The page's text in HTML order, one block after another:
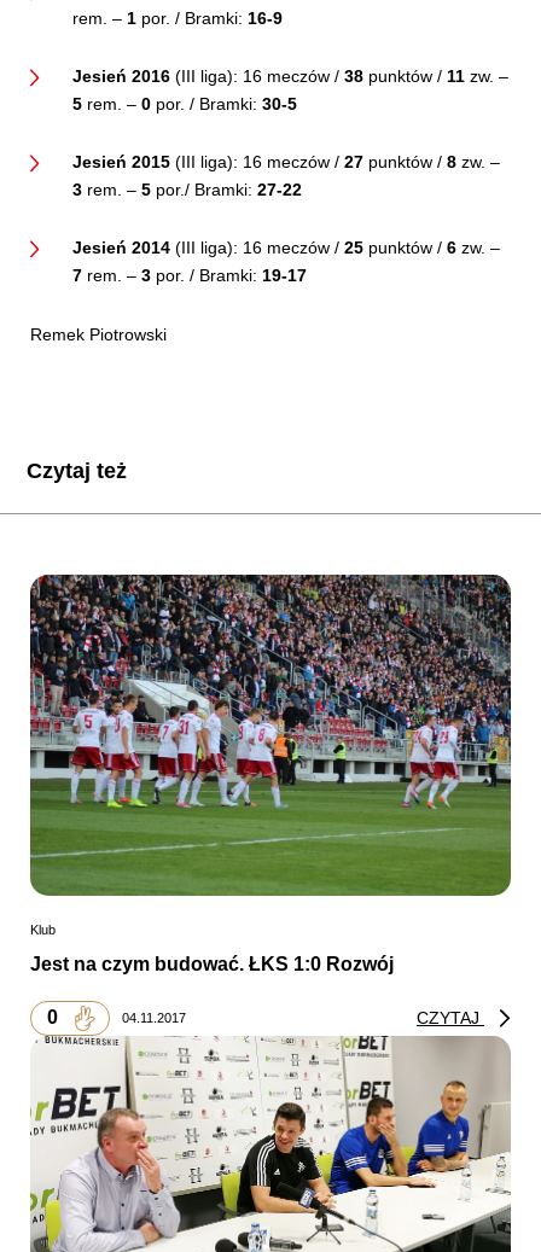
rem. – 1 por. / Bramki: 16-9
Jesień 2016 (III liga): 16 meczów / 38 punktów / 11 zw. –
5 rem. – 0 por. / Bramki: 30-5
Jesień 2015 (III liga): 16 meczów / 27 punktów / 8 zw. –
3 rem. – 5 por./ Bramki: 27-22
Jesień 2014 (III liga): 16 meczów / 25 punktów / 6 zw. –
7 rem. – 3 por. / Bramki: 19-17
Remek Piotrowski
Czytaj też
Klub
Jest na czym budować. ŁKS 1:0 Rozwój
0 04.11.2017 CZYTAJ